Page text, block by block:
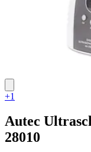
+1
Autec
28010